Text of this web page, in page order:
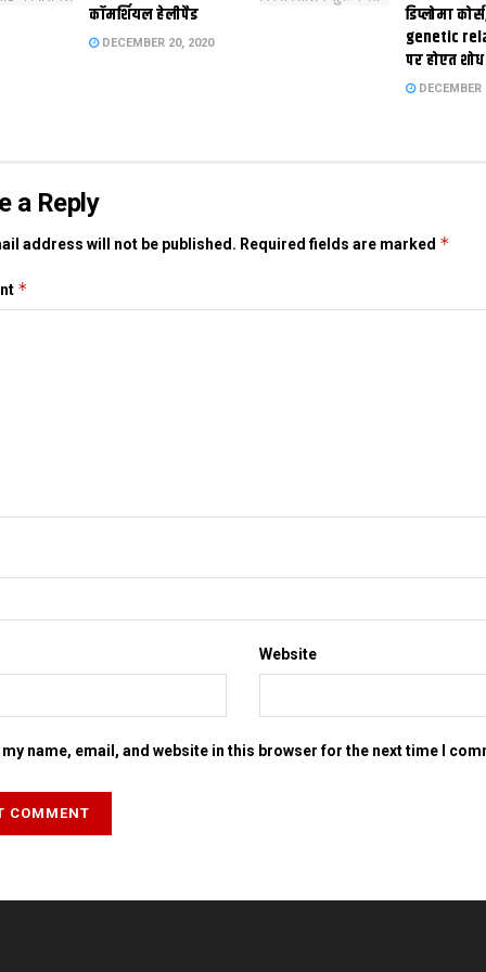
कॉमर्शियल हेलीपैड
DECEMBER 20, 2020
डिप्लोमा
genetic
पर होएत शोध
DECEMBER
a Reply
address will not be published. Required fields are marked *
*
Website
my name, email, and website in this browser for the next time I